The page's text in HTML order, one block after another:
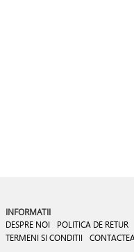
INFORMATII
DESPRE NOI POLITICA DE RETUR
TERMENI SI CONDITII